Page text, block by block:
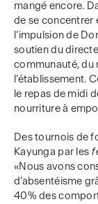
mangé encore.
de se concentrer
l’impulsion de
soutien du
communauté, du
l’établissement.
le repas de midi
nourriture à
Des tournois de
Kayunga par les
«Nous avons
d’absentéisme
40% des